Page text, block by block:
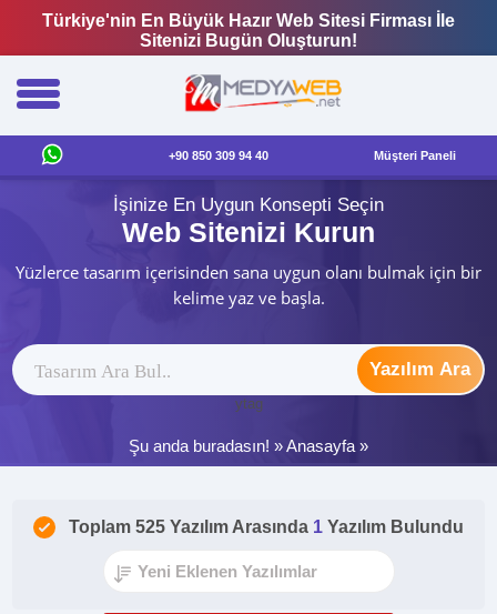
Türkiye'nin En Büyük Hazır Web Sitesi Firması İle
Sitenizi Bugün Oluşturun!
+90 850 309 94 40 Müşteri Paneli
İşinize En Uygun Konsepti Seçin
Web Sitenizi Kurun
Yüzlerce tasarım içerisinden sana uygun olanı bulmak için bir
kelime yaz ve başla.
Yazılım Ara
ytag
Şu anda buradasın! »Anasayfa »
Toplam 525 Yazılım Arasında 1 Yazılım Bulundu